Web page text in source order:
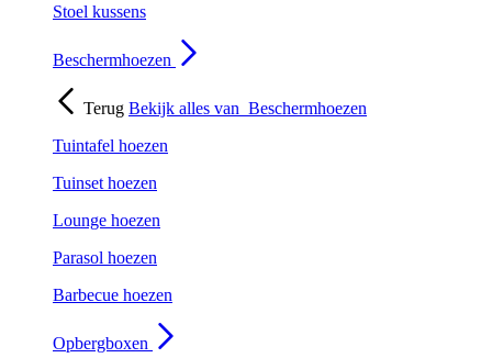
Stoel kussens
Beschermhoezen
Terug Bekijk alles van Beschermhoezen
Tuintafel hoezen
Tuinset hoezen
Lounge hoezen
Parasol hoezen
Barbecue hoezen
Opbergboxen